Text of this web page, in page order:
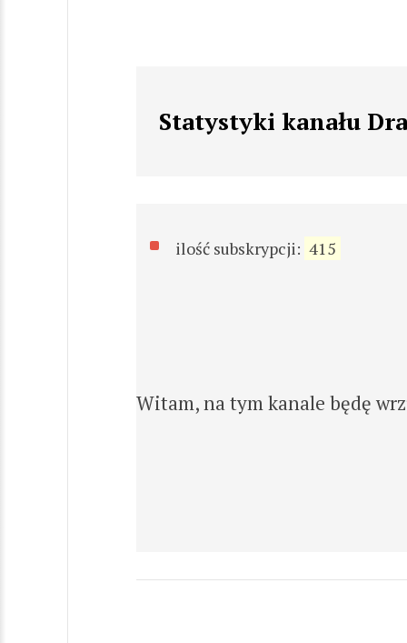
Statystyki kanału
ilość subskrypcji: 415
Witam, na tym kanale będę